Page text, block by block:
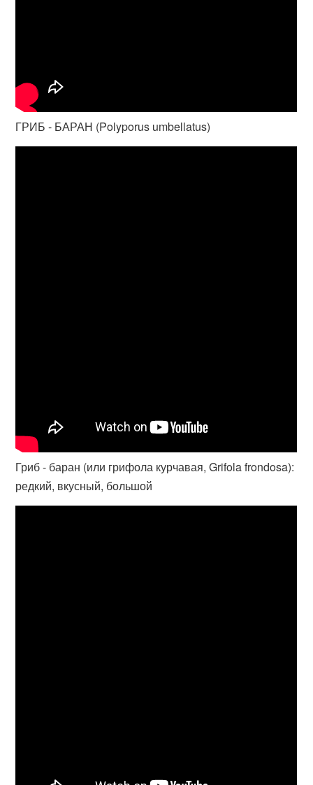
ГРИБ - БАРАН (Polyporus umbellatus)
Гриб - баран (или грифола курчавая, Grifola frondosa):
редкий, вкусный, большой